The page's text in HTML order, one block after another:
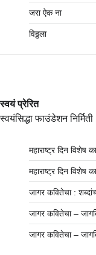
जरा ऐक ना
विठ्ठला
स्वयं प्रेरित
स्वयंसिद्धा फाउंडेशन निर्मिती
महाराष्ट्र दिन विशेष
महाराष्ट्र दिन विशेष
जागर कवितेचा :
जागर कवितेचा –
जागर कवितेचा –